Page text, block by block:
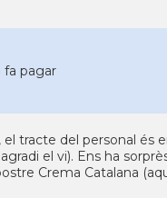
fa pagar
tracte del personal és
el vi). Ens ha
Crema Catalana